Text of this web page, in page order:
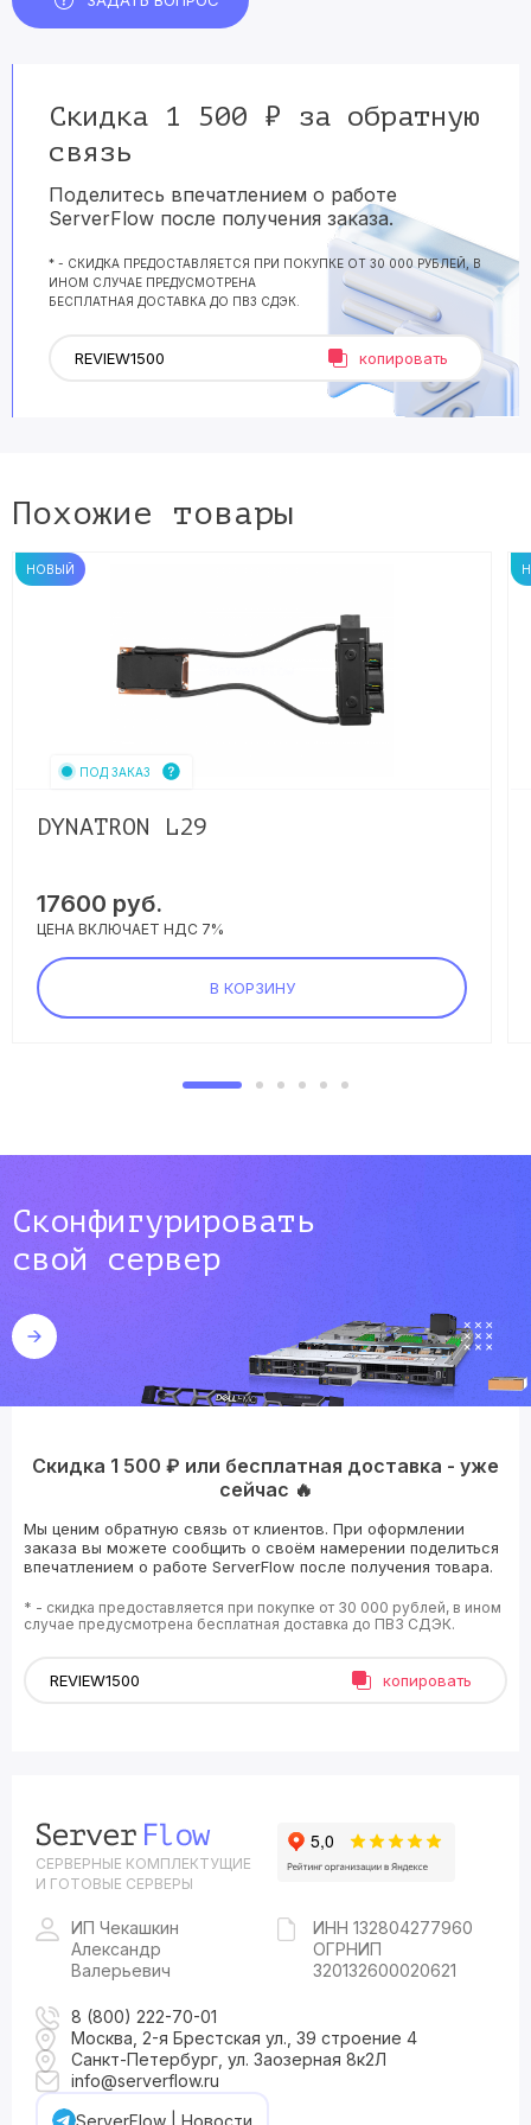
Скидка 1 500 ₽ за обратную
связь
Поделитесь впечатлением о работе
ServerFlow после получения заказа.
* - СКИДКА ПРЕДОСТАВЛЯЕТСЯ ПРИ ПОКУПКЕ ОТ 30 000 РУБЛЕЙ, В
ИНОМ СЛУЧАЕ ПРЕДУСМОТРЕНА
БЕСПЛАТНАЯ ДОСТАВКА ДО ПВЗ СДЭК.
копировать
Похожие товары
НОВЫЙ
ПОД ЗАКАЗ
DYNATRON L29
17600 руб.
ЦЕНА ВКЛЮЧАЕТ НДС 7%
В КОРЗИНУ
Сконфигурировать
свой сервер
Скидка 1 500 ₽ или бесплатная доставка - уже
сейчас 🔥
Мы ценим обратную связь от клиентов. При оформлении
заказа вы можете сообщить о своём намерении поделиться
впечатлением о работе ServerFlow после получения товара.
* - скидка предоставляется при покупке от 30 000 рублей, в ином
случае предусмотрена бесплатная доставка до ПВЗ СДЭК.
копировать
СЕРВЕРНЫЕ КОМПЛЕКТУЩИЕ
И ГОТОВЫЕ СЕРВЕРЫ
ИП Чекашкин
Александр
Валерьевич
ИНН 132804277960
ОГРНИП
320132600020621
8 (800) 222-70-01
Москва, 2-я Брестская ул., 39 строение 4
Санкт-Петербург, ул. Заозерная 8к2Л
info@serverflow.ru
ServerFlow | Новости